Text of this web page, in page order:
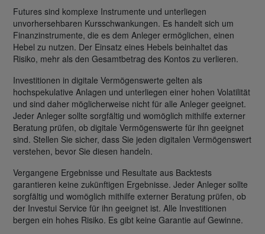
Futures sind komplexe Instrumente und unterliegen
unvorhersehbaren Kursschwankungen. Es handelt sich um
Finanzinstrumente, die es dem Anleger ermöglichen, einen
Hebel zu nutzen. Der Einsatz eines Hebels beinhaltet das
Risiko, mehr als den Gesamtbetrag des Kontos zu verlieren.
Investitionen in digitale Vermögenswerte gelten als
hochspekulative Anlagen und unterliegen einer hohen Volatilität
und sind daher möglicherweise nicht für alle Anleger geeignet.
Jeder Anleger sollte sorgfältig und womöglich mithilfe externer
Beratung prüfen, ob digitale Vermögenswerte für ihn geeignet
sind. Stellen Sie sicher, dass Sie jeden digitalen Vermögenswert
verstehen, bevor Sie diesen handeln.
Vergangene Ergebnisse und Resultate aus Backtests
garantieren keine zukünftigen Ergebnisse. Jeder Anleger sollte
sorgfältig und womöglich mithilfe externer Beratung prüfen, ob
der Investui Service für ihn geeignet ist. Alle Investitionen
bergen ein hohes Risiko. Es gibt keine Garantie auf Gewinne.